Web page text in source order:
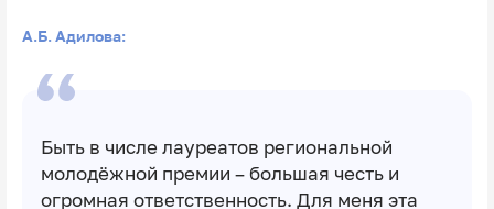
А.Б. Адилова:
Быть в числе лауреатов региональной
молодёжной премии – большая честь и
огромная ответственность. Для меня эта